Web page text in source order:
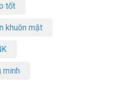
tốt
khuôn mặt
minh